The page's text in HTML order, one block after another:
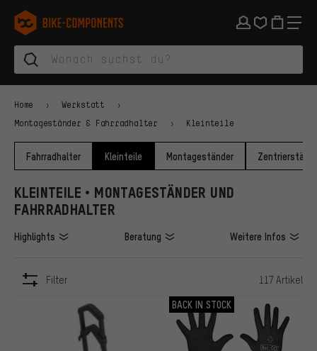
Zur Hauptnavigation springen
Zur Kategorienavigation springen
Zum Inhalt springen
Zu Marken und Newsletter springen
Zur Fußzeile springen
bike-components.de Startseite
Home Werkstatt
Montageständer & Fahrradhalter Kleinteile
Fahrradhalter Kleinteile Montageständer
KLEINTEILE • MONTAGESTÄNDER UND
FAHRRADHALTER
Highlights Beratung Weitere Infos
Filter 117 Artikel
BACK IN STOCK